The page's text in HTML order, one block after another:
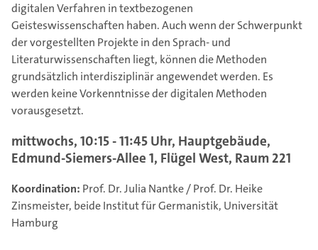
digitalen Verfahren in textbezogenen
Geisteswissenschaften haben. Auch wenn der Schwerpunkt
der vorgestellten Projekte in den Sprach- und
Literaturwissenschaften liegt, können die Methoden
grundsätzlich interdisziplinär angewendet werden. Es
werden keine Vorkenntnisse der digitalen Methoden
vorausgesetzt.
mittwochs, 10:15 - 11:45 Uhr, Hauptgebäude,
Edmund-Siemers-Allee 1, Flügel West, Raum 221
Koordination: Prof. Dr. Julia Nantke / Prof. Dr. Heike
Zinsmeister, beide Institut für Germanistik, Universität
Hamburg